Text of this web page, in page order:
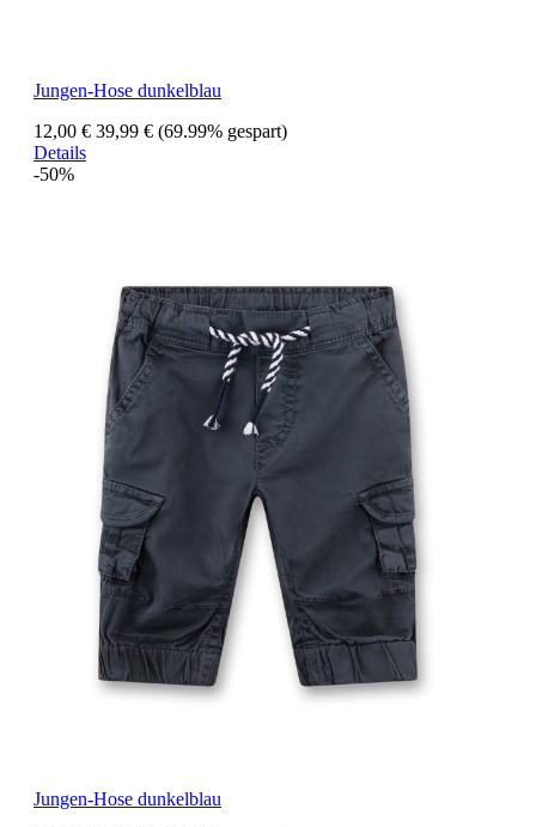
Jungen-Hose dunkelblau
12,00 € 39,99 € (69.99% gespart)
Details
-50%
Jungen-Hose dunkelblau